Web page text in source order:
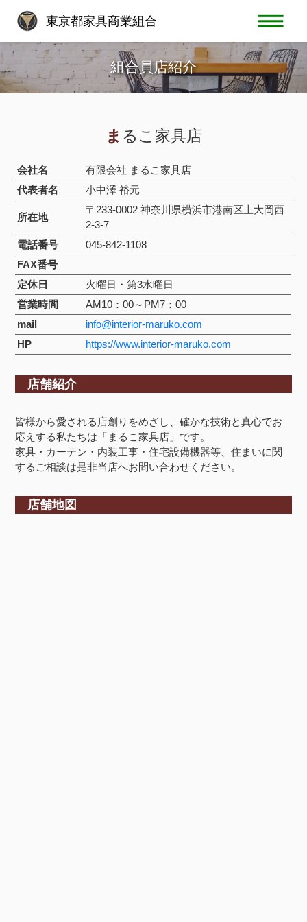
東京都家具商業組合
組合員店紹介
まるこ家具店
会社名
有限会社 まるこ家具店
代表者名
小中澤 裕元
所在地
〒233-0002 神奈川県横浜市港南区上大岡西
2-3-7
電話番号
045-842-1108
FAX番号
定休日
火曜日・第3水曜日
営業時間
AM10：00～PM7：00
mail
info@interior-maruko.com
HP
https://www.interior-maruko.com
店舗紹介
皆様から愛される店創りをめざし、確かな技術と真心でお
応えする私たちは「まるこ家具店」です。
家具・カーテン・内装工事・住宅設備機器等、住まいに関
するご相談は是非当店へお問い合わせください。
店舗地図